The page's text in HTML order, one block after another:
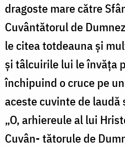
dragoste mare către
Cuvântătorul de
le citea totdeauna și
și tâlcuirile lui le învăța
închipuind o cruce pe
aceste cuvinte de laudă
„O, arhiereule al lui
Cuvân- tătorule de